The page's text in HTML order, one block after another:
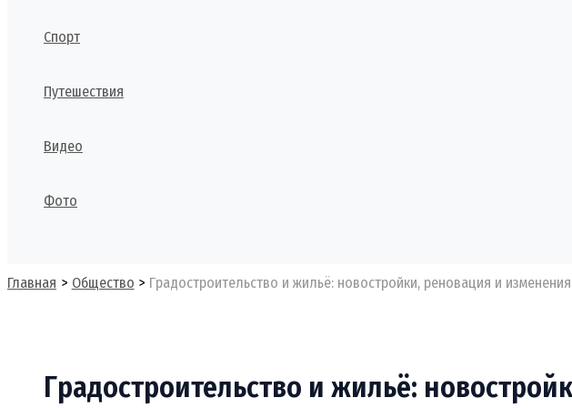
Спорт
Путешествия
Видео
Фото
Главная Общество Градостроительство и жильё: новостройки, реновация и
Градостроительство и жильё: